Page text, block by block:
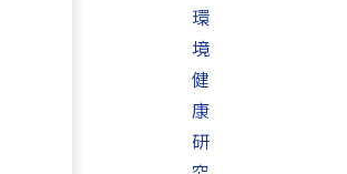
環
境
健
康
研